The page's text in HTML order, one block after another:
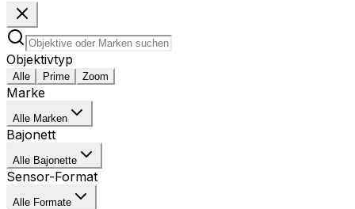
Objektivtyp
Alle Prime Zoom
Marke
Alle Marken
Bajonett
Alle Bajonette
Sensor-Format
Alle Formate